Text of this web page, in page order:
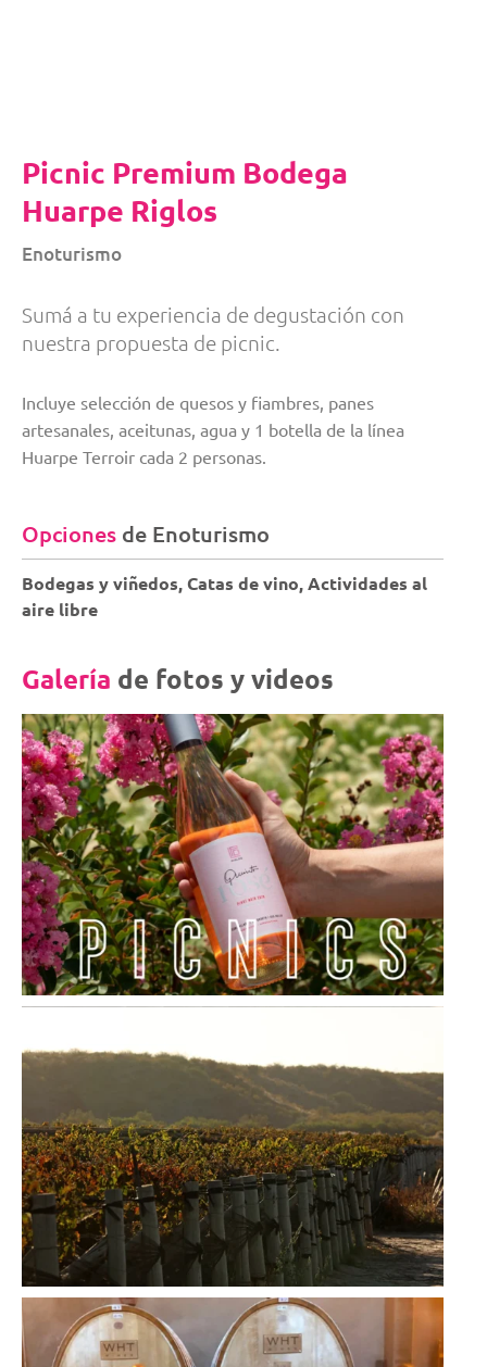
Picnic Premium Bodega
Huarpe Riglos
Enoturismo
Sumá a tu experiencia de degustación con
nuestra propuesta de picnic.
Incluye selección de quesos y fiambres, panes
artesanales, aceitunas, agua y 1 botella de la línea
Huarpe Terroir cada 2 personas.
Opciones de Enoturismo
Bodegas y viñedos, Catas de vino, Actividades al
aire libre
Galería de fotos y videos